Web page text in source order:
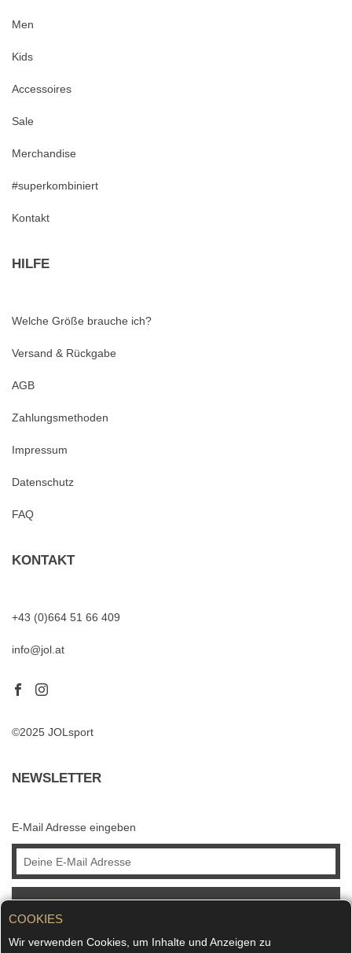
COOKIES
Wir verwenden Cookies, um Inhalte und Anzeigen zu
Men
Kids
Accessoires
Sale
Merchandise
#superkombiniert
Kontakt
HILFE
Welche Größe brauche ich?
Versand & Rückgabe
AGB
Zahlungsmethoden
Impressum
Datenschutz
FAQ
KONTAKT
+43 (0)664 51 66 409
info@jol.at
©2025 JOLsport
NEWSLETTER
E-Mail Adresse eingeben
ABONNIEREN